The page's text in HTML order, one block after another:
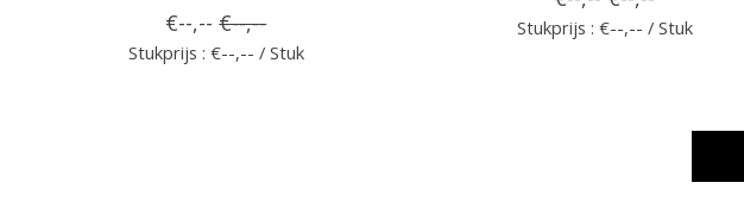
€--,-- €--,--
Stukprijs : €--,-- / Stuk
Stukprijs : €--,-- / Stuk